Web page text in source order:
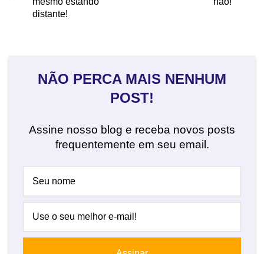
distante!
NÃO PERCA MAIS NENHUM
POST!
Assine nosso blog e receba novos posts
frequentemente em seu email.